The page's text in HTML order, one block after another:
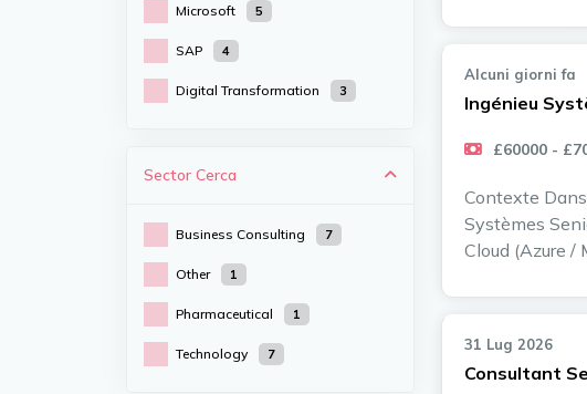
Microsoft 5
SAP 4
Digital Transformation 3
Sector Cerca
Business Consulting 7
Other 1
Pharmaceutical 1
Technology 7
Alcuni giorni fa
Ingénieu
£60000 -
Contexte
Systèmes
Cloud (Azure /
31 Lug 2026
Consultant